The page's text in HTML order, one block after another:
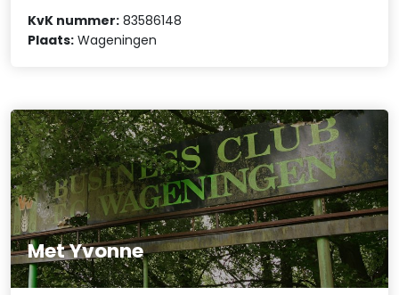
KvK nummer: 83586148
Plaats: Wageningen
Met Yvonne